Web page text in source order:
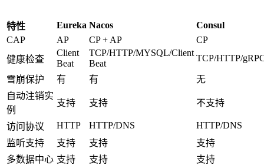
特性 Eureka Nacos
Consul
CAP
AP CP + AP
CP
健康检查
Client
Beat
TCP/HTTP/MYSQL/Client
Beat
TCP/HTTP/
雪崩保护 有 有
无
自动注销实
例
支持 支持 不支持
访问协议 HTTP HTTP/DNS
HTTP/DNS
监听支持
支持 支持
支持
多数据中心 支持 支持
支持